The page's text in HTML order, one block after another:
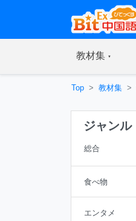
教材集(current)
Top 教材集
ジャンル
総合
食べ物
エンタメ